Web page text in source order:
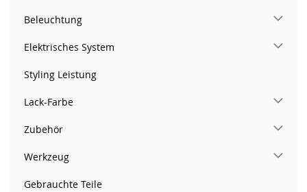
Beleuchtung
Elektrisches System
Styling Leistung
Lack-Farbe
Zubehör
Werkzeug
Gebrauchte Teile